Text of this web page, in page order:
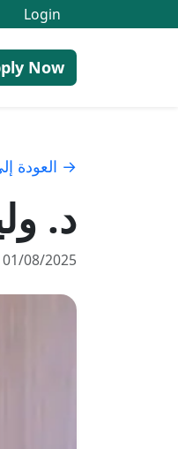
Login
Now
→ العودة
د.
01/08/2025